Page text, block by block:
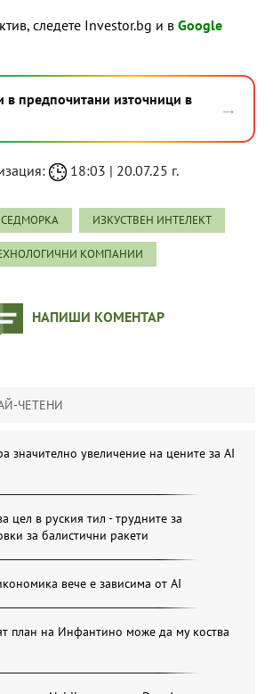
следете Investor.bg и в Google
в предпочитани източници в
→
18:03 | 20.07.25 г.
ИЗКУСТВЕН ИНТЕЛЕКТ
КОМПАНИИ
НАПИШИ КОМЕНТАР
ЧЕТЕНИ
значително увеличение на цените за AI
цел в руския тил - трудните за
за балистични ракети
вече е зависима от АІ
план на Инфантино може да му коства